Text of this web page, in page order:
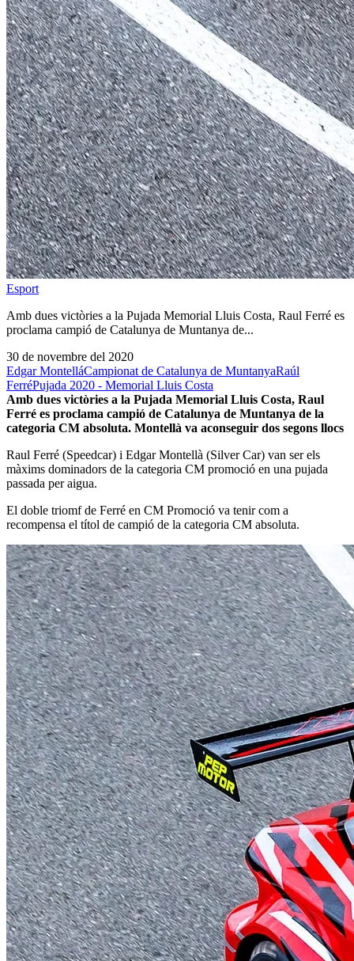
Esport
Amb dues victòries a la Pujada Memorial Lluis Costa, Raul Ferré es
proclama campió de Catalunya de Muntanya de...
30 de novembre del 2020
Edgar MontelláCampionat de Catalunya de MuntanyaRaúl
FerréPujada 2020 - Memorial Lluis Costa
Amb dues victòries a la Pujada Memorial Lluis Costa, Raul
Ferré es proclama campió de Catalunya de Muntanya de la
categoria CM absoluta. Montellà va aconseguir dos segons llocs
Raul Ferré (Speedcar) i Edgar Montellà (Silver Car) van ser els
màxims dominadors de la categoria CM promoció en una pujada
passada per aigua.
El doble triomf de Ferré en CM Promoció va tenir com a
recompensa el títol de campió de la categoria CM absoluta.